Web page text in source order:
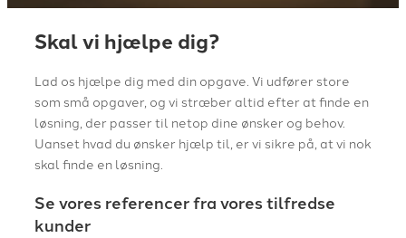
Skal vi hjælpe dig?
Lad os hjælpe dig med din opgave. Vi udfører store
som små opgaver, og vi stræber altid efter at finde en
løsning, der passer til netop dine ønsker og behov.
Uanset hvad du ønsker hjælp til, er vi sikre på, at vi nok
skal finde en løsning.
Se vores referencer fra vores tilfredse
kunder